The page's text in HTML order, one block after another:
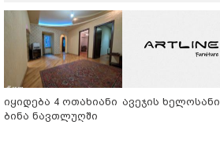
იყიდება 4 ოთახიანი
ბინა ნავთლუღში
ავეჯის ხელოსანი